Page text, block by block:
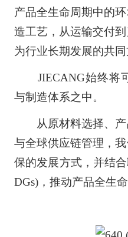
产品全生命周期中的
造工艺，从运输交付
为行业长期发展的共同
JIECANG始终将
与制造体系之中。
从原材料选择、产
与全球供应链管理，
保的发展方式，并结
DGs)，推动产品全生